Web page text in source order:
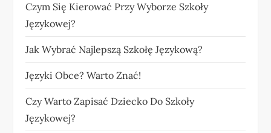
Czym Się Kierować Przy Wyborze Szkoły
Językowej?
Jak Wybrać Najlepszą Szkołę Językową?
Języki Obce? Warto Znać!
Czy Warto Zapisać Dziecko Do Szkoły
Językowej?